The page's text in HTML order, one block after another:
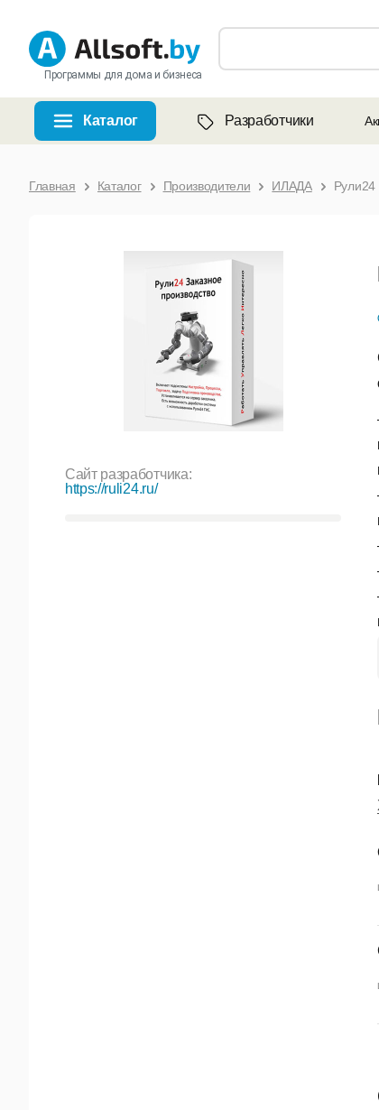
Программы для дома и бизнеса
Каталог Разработчики
Главная Каталог Производители ИЛАДА Рули24
Сайт разработчика:
https://ruli24.ru/